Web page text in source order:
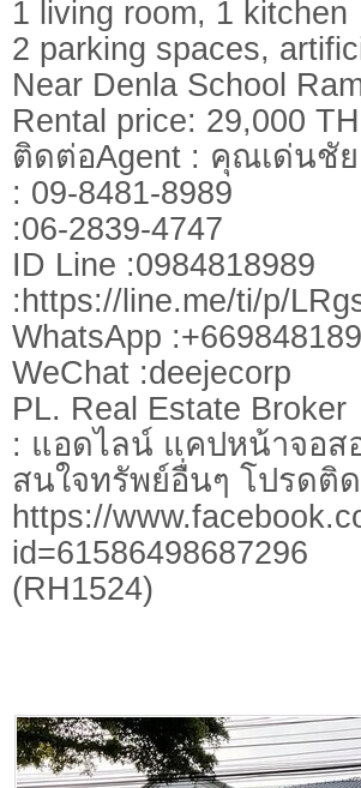
1 living room, 1 kitchen
2 parking spaces,
Near Denla School
Rental price: 29,000
ติดต่อAgent : คุณเด่นชัย
: 09-8481-8989
:06-2839-4747
ID Line :0984818989
:https://line.me/ti/p/
WhatsApp
WeChat :deejecorp
PL. Real Estate Broker
: แอดไลน์ แคปหน้าจอส
สนใจทรัพย์อื่นๆ โปรดติ
https://
id=61586498687296
(RH1524)